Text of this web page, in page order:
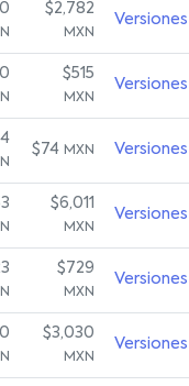
$2,782
MXN
Versiones
$515
MXN
Versiones
$74 MXN Versiones
$6,011
MXN
Versiones
$729
MXN
Versiones
$3,030
MXN
Versiones